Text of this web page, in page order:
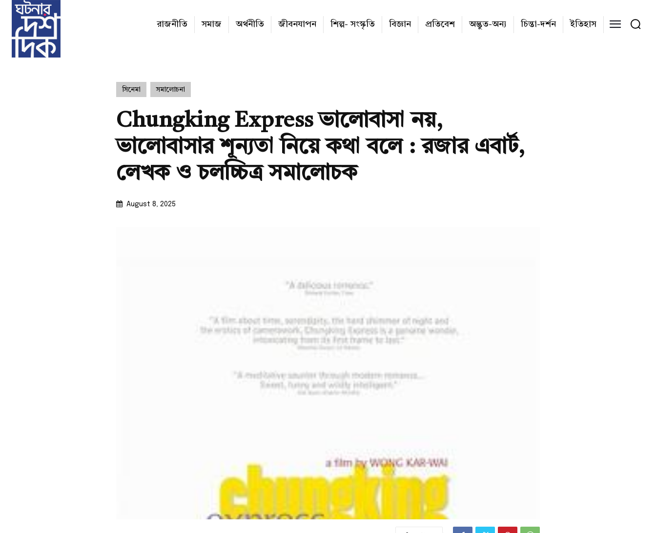
রাজনীতি সমাজ অর্থনীতি জীবনযাপন শিল্প- সংস্কৃতি বিজ্ঞান প্রতিবেশ অদ্ভুত-অন্য চিন্তা-দর্শন ইতিহাস
সিনেমা সমালোচনা
Chungking Express ভালোবাসা নয়,
ভালোবাসার শূন্যতা নিয়ে কথা বলে : রজার এবার্ট,
লেখক ও চলচ্চিত্র সমালোচক
August 8, 2025